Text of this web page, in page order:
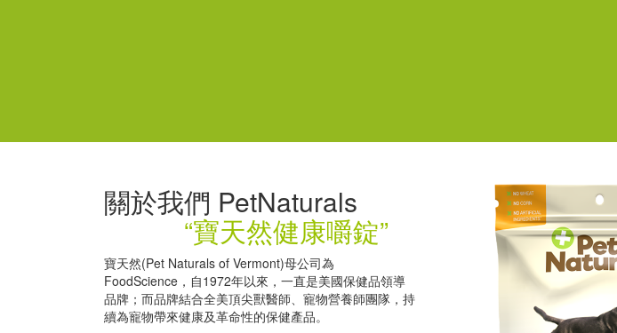
關於我們 PetNaturals
“寶天然健康嚼錠”
寶天然(Pet Naturals of Vermont)母公司為
FoodScience，自1972年以來，一直是美國保健品領導
品牌；而品牌結合全美頂尖獸醫師、寵物營養師團隊，持
續為寵物帶來健康及革命性的保健產品。